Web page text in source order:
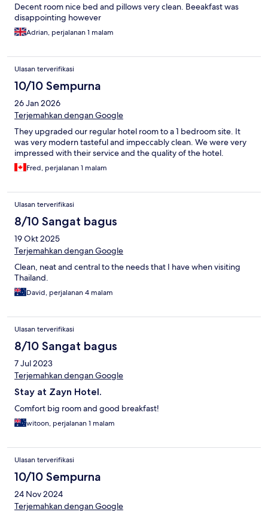
Decent room nice bed and pillows very clean. Beeakfast was
disappointing however
Adrian, perjalanan 1 malam
Ulasan terverifikasi
10/10 Sempurna
26 Jan 2026
Terjemahkan dengan Google
They upgraded our regular hotel room to a 1 bedroom site. It
was very modern tasteful and impeccably clean. We were very
impressed with their service and the quality of the hotel.
Fred, perjalanan 1 malam
Ulasan terverifikasi
8/10 Sangat bagus
19 Okt 2025
Terjemahkan dengan Google
Clean, neat and central to the needs that I have when visiting
Thailand.
David, perjalanan 4 malam
Ulasan terverifikasi
8/10 Sangat bagus
7 Jul 2023
Terjemahkan dengan Google
Stay at Zayn Hotel.
Comfort big room and good breakfast!
witoon, perjalanan 1 malam
Ulasan terverifikasi
10/10 Sempurna
24 Nov 2024
Terjemahkan dengan Google